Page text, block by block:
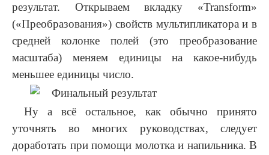
результат. Открываем вкладку «Transform»
(«Преобразования») свойств мультипликатора и в
средней колонке полей (это преобразование
масштаба) меняем единицы на какое-нибудь
меньшее единицы число.
Ну а всё остальное, как обычно принято
уточнять во многих руководствах, следует
доработать при помощи молотка и напильника. В